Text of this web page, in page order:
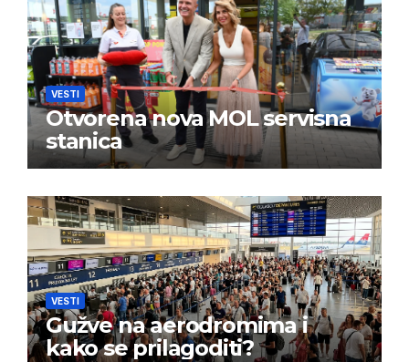
VESTI
Otvorena nova MOL servisna
stanica
VESTI
Gužve na aerodromima i
kako se prilagoditi?